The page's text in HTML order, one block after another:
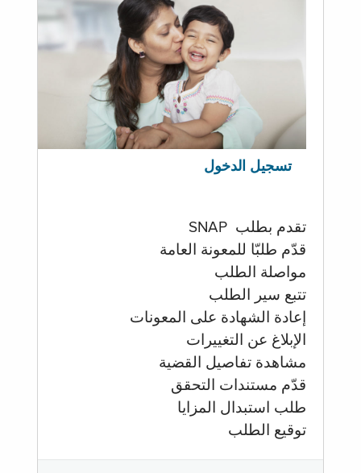
تسجيل الدخول
تقدم بطلب SNAP
قدّم طلبّا للمعونة العامة
مواصلة الطلب
تتبع سير الطلب
إعادة الشهادة على المعونات
الإبلاغ عن التغييرات
مشاهدة تفاصيل القضية
قدّم مستندات التحقق
طلب استبدال المزايا
توقيع الطلب